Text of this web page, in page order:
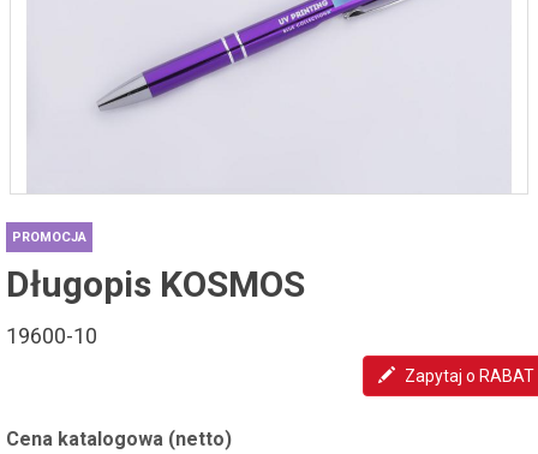
PROMOCJA
Długopis KOSMOS
19600-10
Zapytaj o RABAT
Cena katalogowa (netto)